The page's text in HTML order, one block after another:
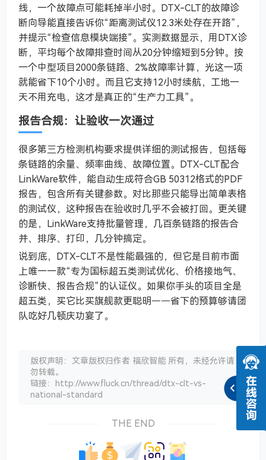
线，一个故障点可能耗掉半小时。DTX-CLT的故障诊
断向导能直接告诉你“距离测试仪12.3米处存在开路”，
并提示“检查信息模块端接”。实测数据显示，用DTX诊
断，平均每个故障排查时间从20分钟缩短到5分钟。按
一个中型项目2000条链路、2%故障率计算，光这一项
就能省下10个小时。而且它支持12小时续航，工地一
天不用充电，这才是真正的“生产力工具”。
报告合规：让验收一次通过
很多第三方检测机构要求提供详细的测试报告，包括每
条链路的余量、频率曲线、故障位置。DTX-CLT配合
LinkWare软件，能自动生成符合GB 50312格式的PDF
报告，包含所有关键参数。对比那些只能导出简单表格
的测试仪，这种报告在验收时几乎不会被打回。更关键
的是，LinkWare支持批量管理，几百条链路的报告合
并、排序、打印，几分钟搞定。
说到底，DTX-CLT不是性能最强的，但它是目前市面
上唯一一款“专为国标超五类测试优化、价格接地气、
诊断快、报告合规”的认证仪。如果你手头的项目全是
超五类，买它比买旗舰款更聪明——省下的预算够请团
队吃好几顿庆功宴了。
版权声明：文章版权归作者 福欣智能 所有，未经允许请
勿转载。
链接：http://www.fluck.cn/thread/dtx-clt-vs-
national-standard
THE END